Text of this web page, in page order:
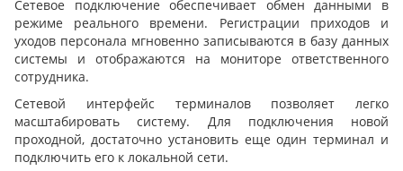
Сетевое подключение обеспечивает обмен данными в
режиме реального времени. Регистрации приходов и
уходов персонала мгновенно записываются в базу данных
системы и отображаются на мониторе ответственного
сотрудника.
Сетевой интерфейс терминалов позволяет легко
масштабировать систему. Для подключения новой
проходной, достаточно установить еще один терминал и
подключить его к локальной сети.